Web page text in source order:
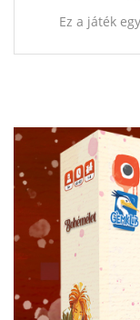
Ez a játék